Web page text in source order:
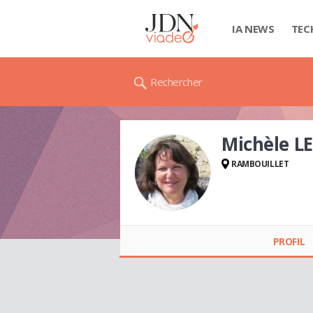
IA NEWS
Rechercher
Michèle
RAMBOUILLET
PROFIL